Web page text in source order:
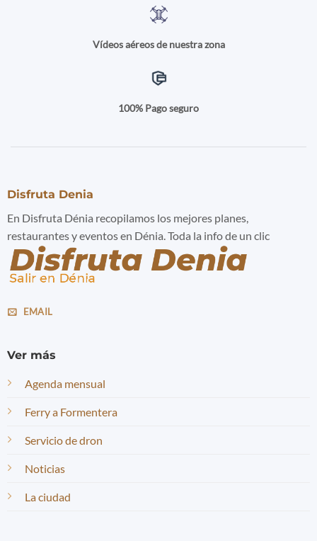
Vídeos aéreos de nuestra zona
100% Pago seguro
Disfruta Denia
En Disfruta Dénia recopilamos los mejores planes,
restaurantes y eventos en Dénia. Toda la info de un clic
EMAIL
Ver más
Agenda mensual
Ferry a Formentera
Servicio de dron
Noticias
La ciudad